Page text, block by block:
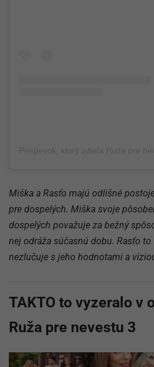
Miška a Rasťo majú odlišné
pre dospelých. Miška svoje
dospelých považuje za bežný
nej odráža súčasnú dobu. Rasťo
nezlučuje s jeho hodnotami a
TAKTO to vyzeralo v
Ruža pre nevestu 3